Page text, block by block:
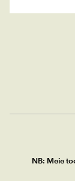
NB: Meie